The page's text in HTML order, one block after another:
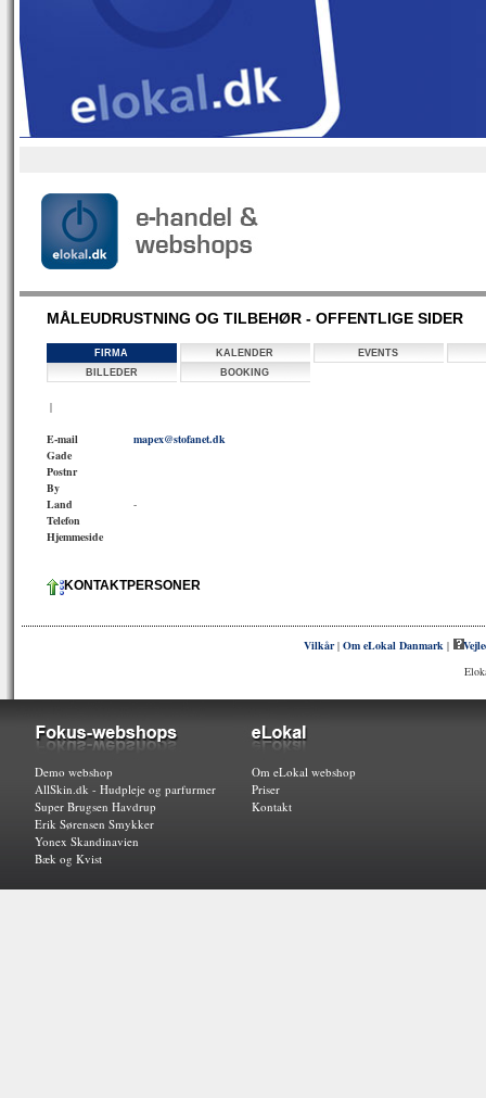
MÅLEUDRUSTNING OG TILBEHØR - OFFENTLIGE SIDER
FIRMA KALENDER
EVENTS
BILLEDER
BOOKING
|
E-mail
mapex@stofanet.dk
Gade
Postnr
By
Land
-
Telefon
Hjemmeside
KONTAKTPERSONER
Vilkår|Om eLokal Danmark |
Demo webshop
AllSkin.dk - Hudpleje og parfurmer
Super Brugsen Havdrup
Erik Sørensen Smykker
Yonex Skandinavien
Bæk og Kvist
Om eLokal webshop
Priser
Kontakt